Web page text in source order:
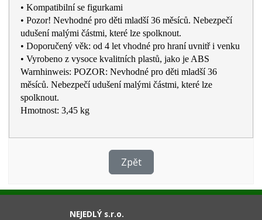
• Kompatibilní se figurkami
• Pozor! Nevhodné pro děti mladší 36 měsíců. Nebezpečí
udušení malými částmi, které lze spolknout.
• Doporučený věk: od 4 let vhodné pro hraní uvnitř i venku
• Vyrobeno z vysoce kvalitních plastů, jako je ABS
Warnhinweis: POZOR: Nevhodné pro děti mladší 36
měsíců. Nebezpečí udušení malými částmi, které lze
spolknout.
Hmotnost: 3,45 kg
Zpět
NEJEDLÝ s.r.o.